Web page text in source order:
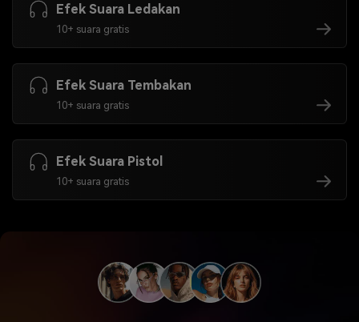
Efek Suara Ledakan
10+ suara gratis
Efek Suara Tembakan
10+ suara gratis
Efek Suara Pistol
10+ suara gratis